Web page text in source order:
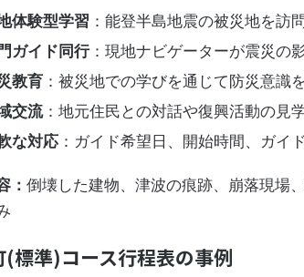
体験型学習 ：能登半島地震の被災地を訪
ガイド同行：現地ナビゲーターが震災の
教育 ：被災地での学びを通じて防災意識
交流：地元住民との対話や復興活動の見
な対応 ：ガイド希望日、開始時間、ガイ
： 倒壊した建物、津波の痕跡、崩落現場
(標準)コース行程表の事例